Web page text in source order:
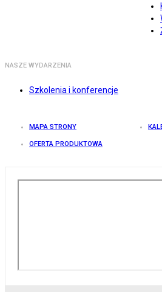
NASZE WYDARZENIA
Szkolenia i konferencje
MAPA STRONY
OFERTA PRODUKTOWA